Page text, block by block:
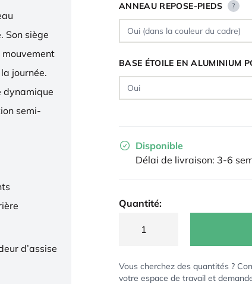
Son siège
mouvement
journée.
dynamique
semi-
d’assise
ANNEAU REPOSE-PIEDS ?
BASE ÉTOILE EN ALUMINIUM
Disponible
Délai de livraison: 3-6
Quantité:
Vous cherchez des quantités ?
votre espace de travail et